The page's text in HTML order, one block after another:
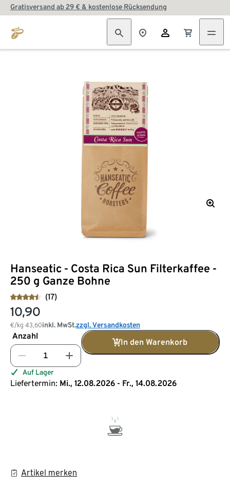
Gratisversand ab 29 € & kostenlose Rücksendung
Hanseatic - Costa Rica Sun Filterkaffee -
250 g Ganze Bohne
(17)
10,90
€/kg 43,60inkl. MwSt.zzgl. Versandkosten
Anzahl
In den Warenkorb
Auf Lager
Liefertermin: Mi., 12.08.2026 - Fr., 14.08.2026
Artikel merken